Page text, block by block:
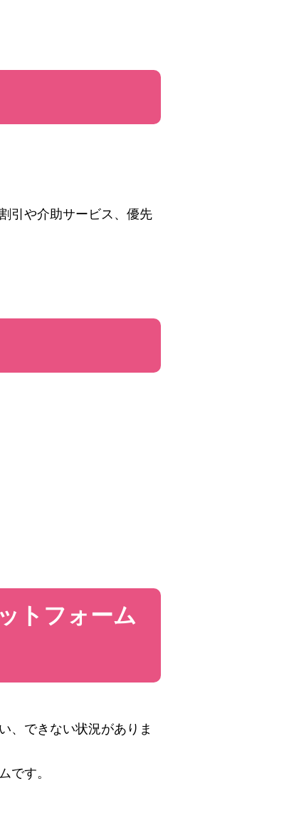
引や介助サービス、優先
トフォーム
、できない状況がありま
です。